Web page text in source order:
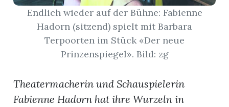
Endlich wieder auf der Bühne: Fabienne
Hadorn (sitzend) spielt mit Barbara
Terpoorten im Stück «Der neue
Prinzenspiegel». Bild: zg
Theatermacherin und Schauspielerin
Fabienne Hadorn hat ihre Wurzeln in